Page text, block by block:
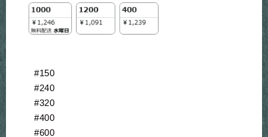
#150
#240
#320
#400
#600